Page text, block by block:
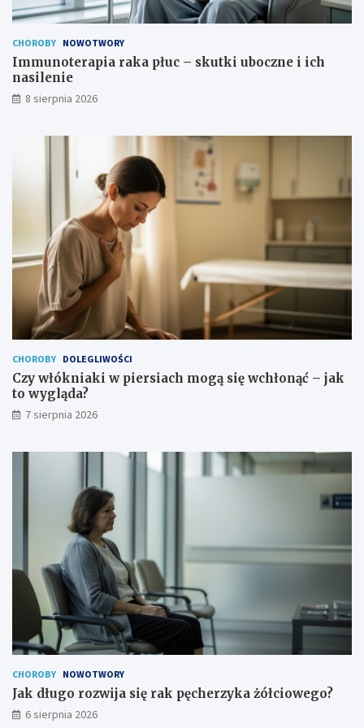
e
c
z
n
a
?
n
a
s
i
l
e
n
CHOROBY NOWOTWORY
Immunoterapia raka płuc – skutki uboczne i ich
nasilenie
8 sierpnia 2026
CHOROBY DOLEGLIWOŚCI
Czy włókniaki w piersiach mogą się wchłonąć – jak
to wygląda?
7 sierpnia 2026
CHOROBY NOWOTWORY
Jak długo rozwija się rak pęcherzyka żółciowego?
6 sierpnia 2026